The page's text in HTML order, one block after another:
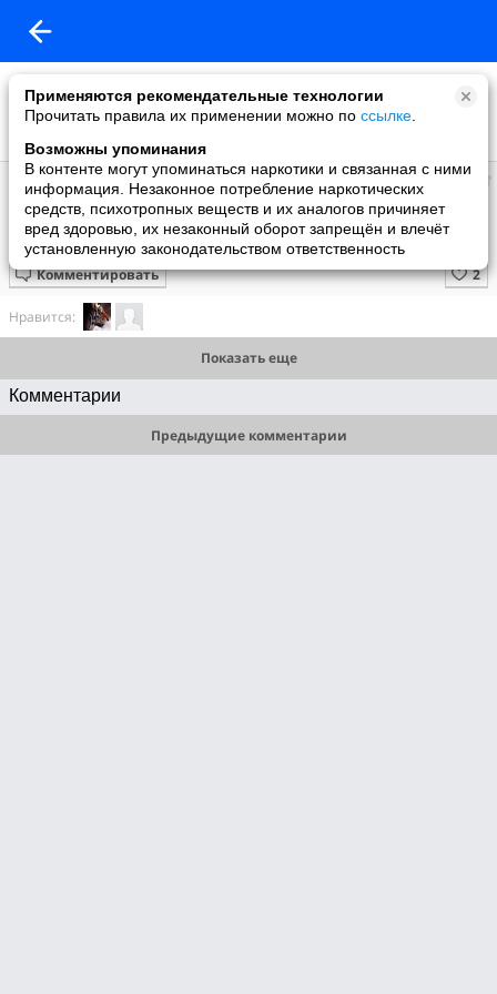
Применяются рекомендательные технологии
Прочитать правила их применении можно по ссылке
Возможны упоминания
В контенте могут упоминаться наркотики и связанная с ними
информация. Незаконное потребление наркотических
средств, психотропных веществ и их аналогов причиняет
вред здоровью, их незаконный оборот запрещён и влечёт
установленную законодательством ответственность
Супер топ
добавил видео
10 июня
Трюки на бильярде
Комментировать
Нравится:
Показать еще
Комментарии
Предыдущие комментарии